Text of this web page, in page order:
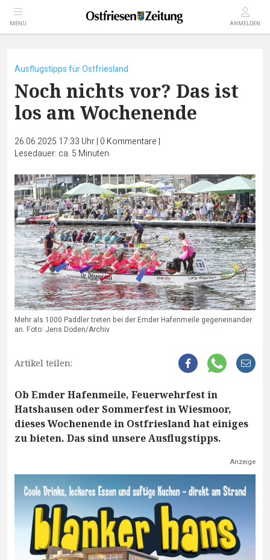
MENÜ ANMELDEN
Ausflugstipps für Ostfriesland
Noch nichts vor? Das ist
los am Wochenende
26.06.2025 17:33 Uhr| 0 Kommentare |
Lesedauer: ca. 5 Minuten
Mehr als 1000 Paddler treten bei der Emder Hafenmeile gegeneinander
an. Foto: Jens Doden/Archiv
Artikel teilen:
Ob Emder Hafenmeile, Feuerwehrfest in
Hatshausen oder Sommerfest in Wiesmoor,
dieses Wochenende in Ostfriesland hat einiges
zu bieten. Das sind unsere Ausflugstipps.
Anzeige